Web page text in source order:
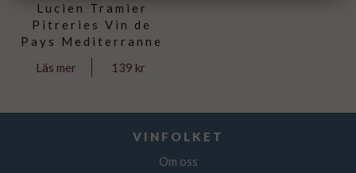
Lucien Tramier
Pitreries Vin de
Pays Mediterranne
Läs mer
139 kr
VINFOLKET
Om oss